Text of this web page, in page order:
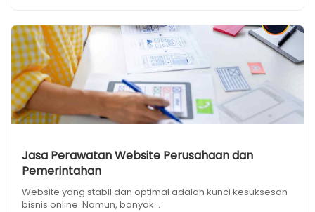
Jasa Perawatan Website Perusahaan dan
Pemerintahan
Website yang stabil dan optimal adalah kunci kesuksesan
bisnis online. Namun, banyak...